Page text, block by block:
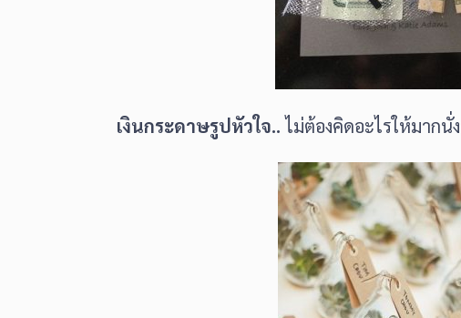
เงินกระดาษรูปหัวใจ..ไม่ต้องคิดอะไรให้มาก